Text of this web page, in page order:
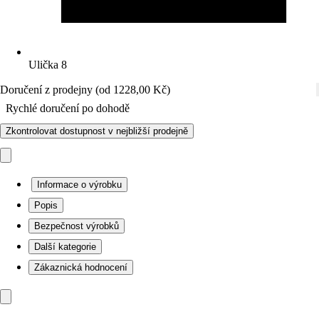
Ulička 8
Doručení z prodejny (od 1228,00 Kč)
Rychlé doručení po dohodě
Zkontrolovat dostupnost v nejbližší prodejně
Informace o výrobku
Popis
Bezpečnost výrobků
Další kategorie
Zákaznická hodnocení